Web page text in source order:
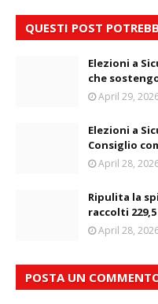
QUESTI POST
Elezioni a
che
April 29,
Elezioni a
Consiglio
April 28,
Ripulita la
raccolti
April 28,
POSTA UN